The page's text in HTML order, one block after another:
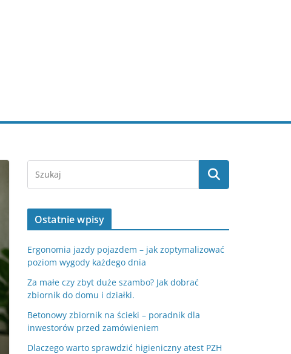
Ostatnie wpisy
Ergonomia jazdy pojazdem – jak zoptymalizować
poziom wygody każdego dnia
Za małe czy zbyt duże szambo? Jak dobrać
zbiornik do domu i działki.
Betonowy zbiornik na ścieki – poradnik dla
inwestorów przed zamówieniem
Dlaczego warto sprawdzić higieniczny atest PZH